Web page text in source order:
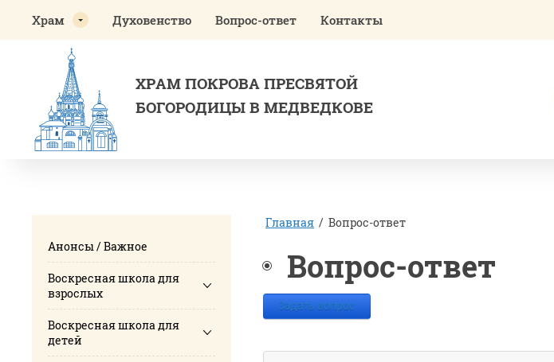
Храм Духовенство Вопрос-ответ Контакты
ХРАМ ПОКРОВА ПРЕСВЯТОЙ
БОГОРОДИЦЫ В МЕДВЕДКОВЕ
Анонсы / Важное
Воскресная школа для
взрослых
Воскресная школа для
детей
Главная / Вопрос-ответ
Вопрос-ответ
Задать вопрос